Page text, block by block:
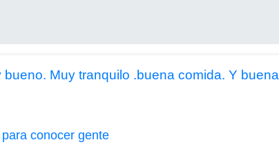
Muy tranquilo .buena comida. Y buena
conocer gente